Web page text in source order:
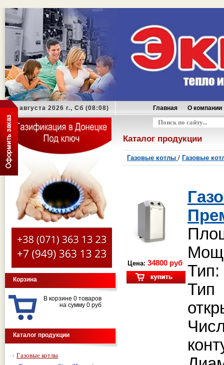
08 августа 2026 г., Сб (08:08) Главная
О компании
Оформить заказ
Корзина
В корзине 0 товаров
на сумму 0 руб
Каталог продукции
Газовые котлы
Каталог продукции
Газовые котлы / Газовые
Цена: 34800 руб
Тип: